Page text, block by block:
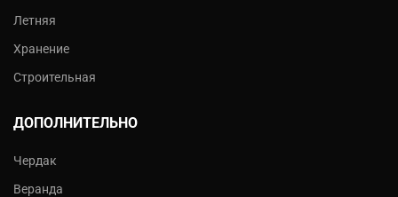
Летняя
Хранение
Строительная
ДОПОЛНИТЕЛЬНО
Чердак
Веранда